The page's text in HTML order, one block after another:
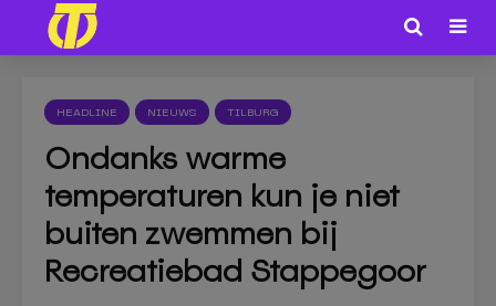
HEADLINE NIEUWS TILBURG
Ondanks warme
temperaturen kun je niet
buiten zwemmen bij
Recreatiebad Stappegoor